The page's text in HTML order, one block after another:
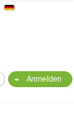
Anmelden